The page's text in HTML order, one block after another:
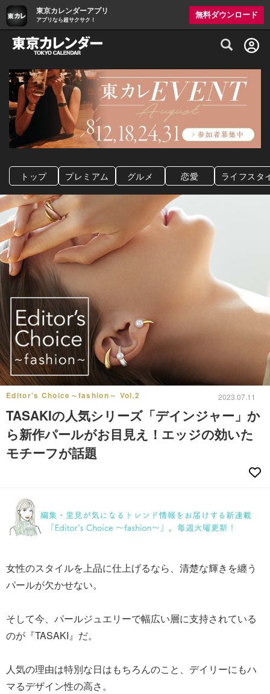
東京カレンダーアプリ
アプリなら超サクサク！
無料ダウンロード
グルメ情報・プレミアムレストラン予約
トップ プレミアム グルメ 恋愛 ライフスタ
Editor's Choice～fashion～ Vol.2 2023.07.11
TASAKIの人気シリーズ「デインジャー」か
ら新作パールがお目見え！エッジの効いた
モチーフが話題
女性のスタイルを上品に仕上げるなら、清楚な輝きを纏う
パールが欠かせない。
そして今、パールジュエリーで幅広い層に支持されている
のが『TASAKI』だ。
人気の理由は特別な日はもちろんのこと、デイリーにもハ
マるデザイン性の高さ。